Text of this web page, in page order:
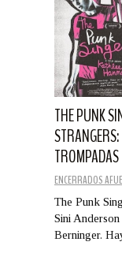
THE PUNK
TROMPADAS
ENCERRADOS
The Punk
Sini
Berninger.